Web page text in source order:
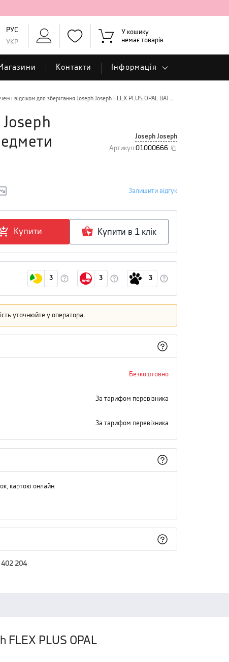
РУС
УКР
У кошику
немає товарів
Контакти Інформація
Йоржик туалетний з тримачем і відсіком для зберігання Joseph Joseph FLEX PLUS OPAL BATHROOM, білий з сірим, 2 предмети
Joseph Joseph
Артикул:01000666
Залишити відгук
Купити Купити в 1 клiк
3 3 3
уточнюйте у оператора.
Безкоштовно
За тарифом перевізника
За тарифом перевізника
картою онлайн
204
FLEX PLUS OPAL